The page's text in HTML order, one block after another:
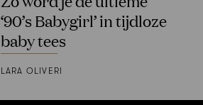
‘90’s Babygirl’ in tijdloze
baby tees
LARA OLIVERI